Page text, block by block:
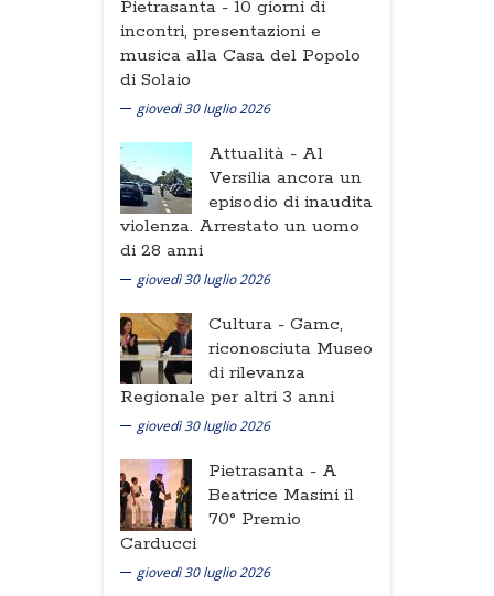
Pietrasanta - 10 giorni di
incontri, presentazioni e
musica alla Casa del Popolo
di Solaio
giovedì 30 luglio 2026
Attualità - Al
Versilia ancora un
episodio di inaudita
violenza. Arrestato un uomo
di 28 anni
giovedì 30 luglio 2026
Cultura - Gamc,
riconosciuta Museo
di rilevanza
Regionale per altri 3 anni
giovedì 30 luglio 2026
Pietrasanta - A
Beatrice Masini il
70° Premio
Carducci
giovedì 30 luglio 2026